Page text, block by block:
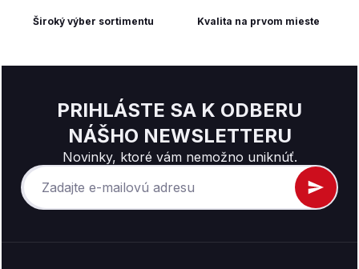
Kvalita na prvom mieste
Široký výber sortimentu
PRIHLÁSTE SA K ODBERU
NÁŠHO NEWSLETTERU
Novinky, ktoré vám nemožno uniknúť.